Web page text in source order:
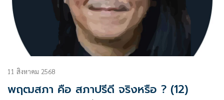
11 สิงหาคม 2568
พฤฒสภา คือ สภาปรีดี จริงหรือ ? (12)